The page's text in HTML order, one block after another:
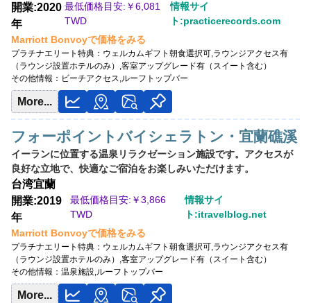
開業:2020
年
最低価格目安:￥6,081
TWD
情報サイ
ト:practicerecords.com
Marriott Bonvoyで価格をみる
プラチナエリート特典： ウェルカムギフト朝食選択可,ラウンジアクセス有
（ラウンジ設置ホテルのみ）,客室アップグレード有（スイート含む）
その他情報： ビーチアクセス,ルーフトップバー
More...
フォーポイントバイシェラトン・宜蘭礁溪
イーランに位置する温泉リラクゼーション施設です。アクセスが
良好な立地で、快適なご宿泊をお楽しみいただけます。
台湾宜蘭
開業:2019
年
最低価格目安:￥3,866
TWD
情報サイ
ト:itravelblog.net
Marriott Bonvoyで価格をみる
プラチナエリート特典： ウェルカムギフト朝食選択可,ラウンジアクセス有
（ラウンジ設置ホテルのみ）,客室アップグレード有（スイート含む）
その他情報： 温泉施設,ルーフトップバー
More...
開業:2025年2月
最低価格目安:￥3,040 THB
情報サイト:YouTube
Marriott Bonvoyで価格をみる
プラチナエリート特典：ウェルカムギフト朝食選択可,ラウンジアクセス有（ラ
ウンジ設置ホテルのみ）,客室アップグレード有（スイート含む）
その他情報：ルーフトップバー,地元クラフトビール専門店,ナイトマーケットツ